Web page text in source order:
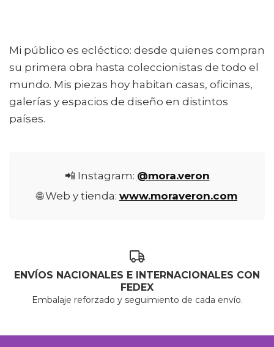
Mi público es ecléctico: desde quienes compran
su primera obra hasta coleccionistas de todo el
mundo. Mis piezas hoy habitan casas, oficinas,
galerías y espacios de diseño en distintos
países.
📲 Instagram: @mora.veron
🌐 Web y tienda: www.moraveron.com
ENVÍOS NACIONALES E INTERNACIONALES CON
FEDEX
Embalaje reforzado y seguimiento de cada envío.